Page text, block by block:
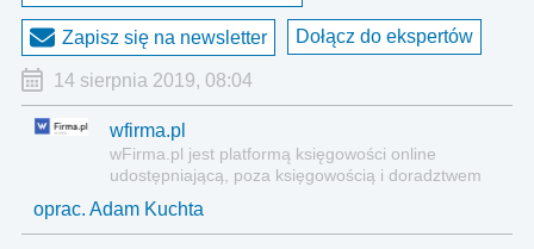
Zapisz się na newsletter Dołącz do ekspertów
14 sierpnia 2019, 08:04
wfirma.pl
wFirma.pl jest platformą księgowości on­line
udostępniającą, poza księgowością i doradztwem
do zarządzania firmą.
oprac. Adam Kuchta